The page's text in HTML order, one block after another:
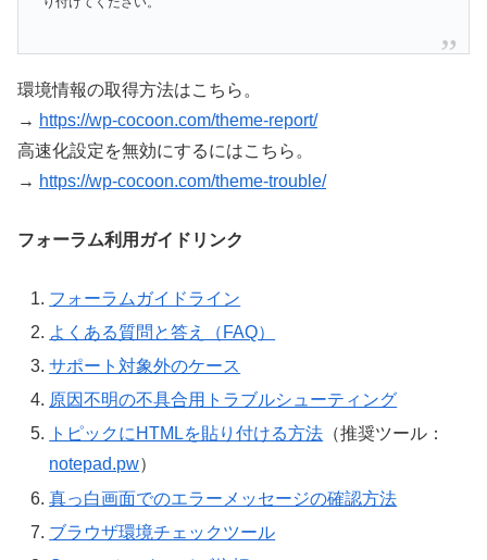
環境情報の取得方法はこちら。
→ https://wp-cocoon.com/theme-report/
高速化設定を無効にするにはこちら。
→ https://wp-cocoon.com/theme-trouble/
フォーラム利用ガイドリンク
フォーラムガイドライン
よくある質問と答え（FAQ）
サポート対象外のケース
原因不明の不具合用トラブルシューティング
トピックにHTMLを貼り付ける方法 （推奨ツール：
notepad.pw）
真っ白画面でのエラーメッセージの確認方法
ブラウザ環境チェックツール